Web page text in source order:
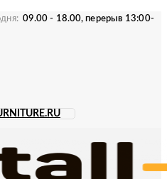
09.00 - 18.00, перерыв 13:00-